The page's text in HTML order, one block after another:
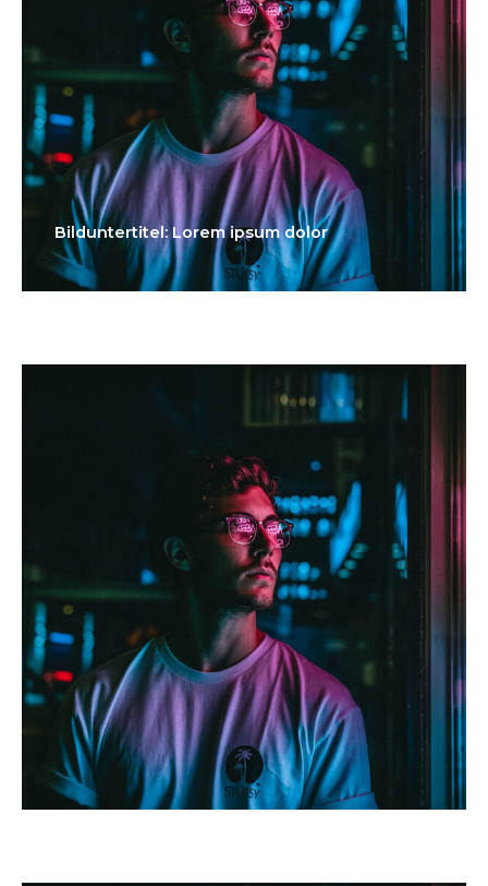
Bilduntertitel: Lorem ipsum dolor